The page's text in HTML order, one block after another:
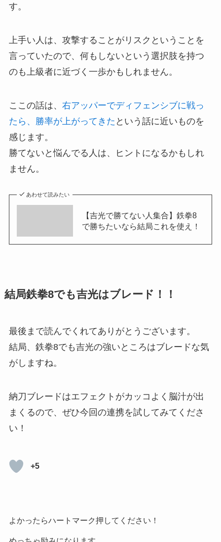
す。
上手い人は、攻撃することがリスクということを
言っていたので、何もしないという選択肢を持つ
のも上級者に近づく一歩かもしれません。
ここの話は、 右アッパーでディフェンシブに戦っ
たら、勝率が上がってきた という話に近いものを
感じます。
勝てないと悩んでる人は、ヒントになるかもしれ
ません。
あわせて読みたい
【吉光で勝てない人集合】鉄拳8
で勝ちたいなら結局これを使え！
結局鉄拳8でも吉光はブレード！！
最後まで読んでくれてありがとうございます。
結局、鉄拳8でも吉光の強いところはブレードな気
がしますね。
納刀ブレードはエフェクトがカッコよく脳汁が出
まくるので、ぜひ今回の連携を試してみてくださ
い！
+5
よかったらハートマーク押してください！